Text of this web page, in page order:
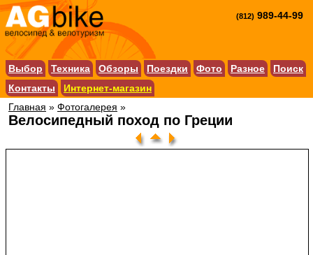
(812) 989-44-99
Выбор Техника Обзоры Поездки Фото Разное
Поиск
Контакты
Интернет-магазин
Главная » Фотогалерея »
Велосипедный поход по Греции